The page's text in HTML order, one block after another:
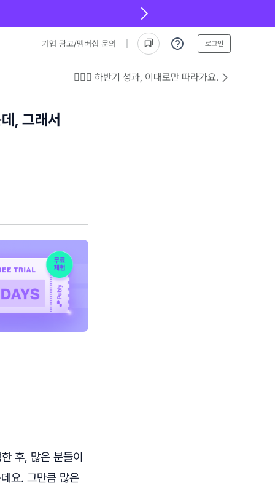
기업 광고/멤버십 문의 로그인
💁🏻‍♂️ 하반기 성과, 이대로만 따라가요.
, 그래서
후, 많은 분들이
요. 그만큼 많은